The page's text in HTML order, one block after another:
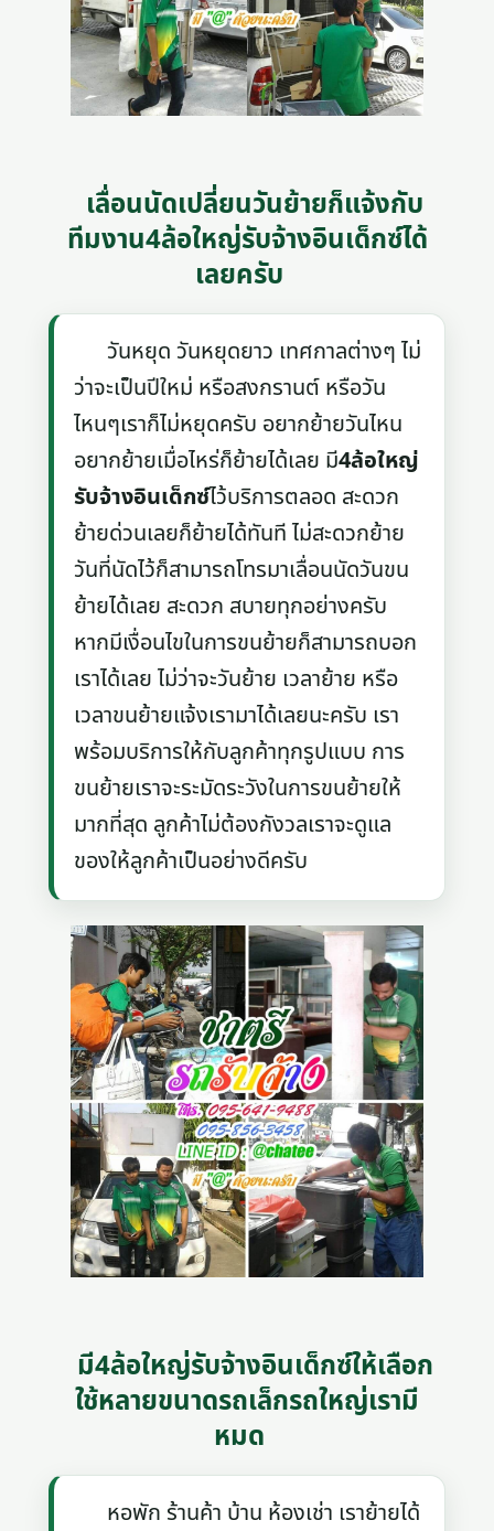
เลื่อนนัดเปลี่ยนวันย้ายก็แจ้งกับ
ทีมงาน4ล้อใหญ่รับจ้างอินเด็กซ์ได้
เลยครับ
วันหยุด วันหยุดยาว เทศกาลต่างๆ ไม่
ว่าจะเป็นปีใหม่ หรือสงกรานต์ หรือวัน
ไหนๆเราก็ไม่หยุดครับ อยากย้ายวันไหน
อยากย้ายเมื่อไหร่ก็ย้ายได้เลย มี4ล้อใหญ่
รับจ้างอินเด็กซ์ไว้บริการตลอด สะดวก
ย้ายด่วนเลยก็ย้ายได้ทันที ไม่สะดวกย้าย
วันที่นัดไว้ก็สามารถโทรมาเลื่อนนัดวันขน
ย้ายได้เลย สะดวก สบายทุกอย่างครับ
หากมีเงื่อนไขในการขนย้ายก็สามารถบอก
เราได้เลย ไม่ว่าจะวันย้าย เวลาย้าย หรือ
เวลาขนย้ายแจ้งเรามาได้เลยนะครับ เรา
พร้อมบริการให้กับลูกค้าทุกรูปแบบ การ
ขนย้ายเราจะระมัดระวังในการขนย้ายให้
มากที่สุด ลูกค้าไม่ต้องกังวลเราจะดูแล
ของให้ลูกค้าเป็นอย่างดีครับ
มี4ล้อใหญ่รับจ้างอินเด็กซ์ให้เลือก
ใช้หลายขนาดรถเล็กรถใหญ่เรามี
หมด
หอพัก ร้านค้า บ้าน ห้องเช่า เราย้ายได้